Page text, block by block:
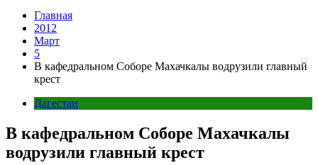
Главная
2012
Март
5
В кафедральном Соборе Махачкалы водрузили главный
крест
Дагестан
В кафедральном Соборе Махачкалы
водрузили главный крест